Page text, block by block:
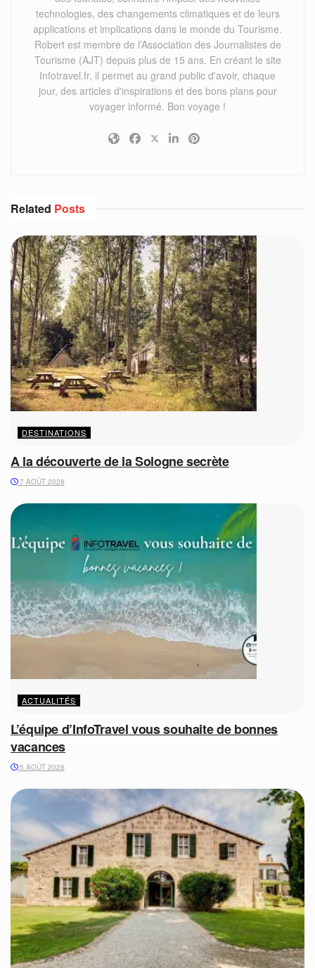
technologies, des changements climatiques et de leurs
applications et implications dans le monde du Tourisme.
Robert est membre de l’Association des Journalistes de
Tourisme (AJT) depuis plus de 15 ans. En créant le site
Infotravel.fr, il permet au grand public d'avoir, chaque
jour, des articles d'inspirations et des bons plans pour
voyager informé. Bon voyage !
Related Posts
DESTINATIONS
A la découverte de la Sologne secrète
7 AOÛT 2026
ACTUALITÉS
L’équipe d’InfoTravel vous souhaite de bonnes
vacances
5 AOÛT 2026